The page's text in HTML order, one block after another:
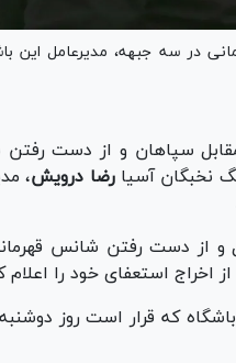
در سه جبهه، مدیرعامل این
سپاهان و از دست
نخبگان آسیارضا درویش،
و از دست رفتن شانس
استعفای خود را اعلام
که قرار است روز